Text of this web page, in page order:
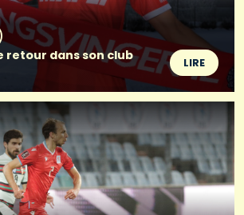
retour dans son club
LIRE